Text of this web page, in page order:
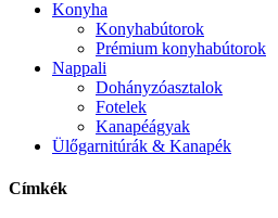
Konyha
Konyhabútorok
Prémium konyhabútorok
Nappali
Dohányzóasztalok
Fotelek
Kanapéágyak
Ülőgarnitúrák & Kanapék
Címkék